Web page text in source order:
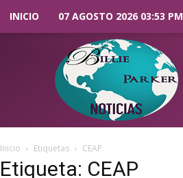
INICIO 07 AGOSTO 2026 03:53 PM
Parker
Noticias
Inicio Etiquetas CEAP
Etiqueta: CEAP